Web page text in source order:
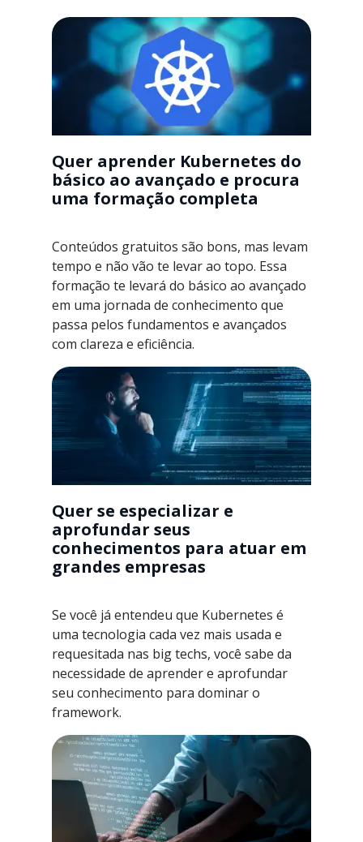
Quer aprender Kubernetes do
básico ao avançado e procura
uma formação completa
Conteúdos gratuitos são bons, mas levam
tempo e não vão te levar ao topo. Essa
formação te levará do básico ao avançado
em uma jornada de conhecimento que
passa pelos fundamentos e avançados
com clareza e eficiência.
Quer se especializar e
aprofundar seus
conhecimentos para atuar em
grandes empresas
Se você já entendeu que Kubernetes é
uma tecnologia cada vez mais usada e
requesitada nas big techs, você sabe da
necessidade de aprender e aprofundar
seu conhecimento para dominar o
framework.